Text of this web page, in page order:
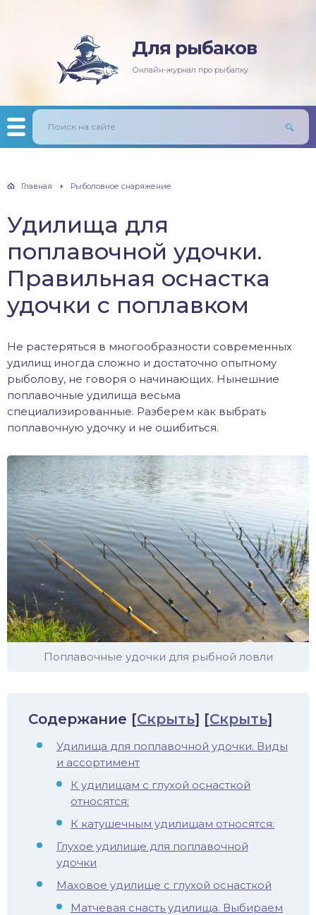
Для рыбаков
Онлайн-журнал про рыбалку
Главная Рыболовное снаряжение
Удилища для
поплавочной удочки.
Правильная оснастка
удочки с поплавком
Не растеряться в многообразности современных
удилищ иногда сложно и достаточно опытному
рыболову, не говоря о начинающих. Нынешние
поплавочные удилища весьма
специализированные. Разберем как выбрать
поплавочную удочку и не ошибиться.
Поплавочные удочки для рыбной ловли
Содержание [Скрыть] [Скрыть]
Удилища для поплавочной удочки. Виды
и ассортимент
К удилищам с глухой оснасткой
относятся:
К катушечным удилищам относятся:
Глухое удилище для поплавочной
удочки
Маховое удилище с глухой оснасткой
Матчевая снасть удилища. Выбираем
рыбалка
рыбалкаснасть
и донки
билет